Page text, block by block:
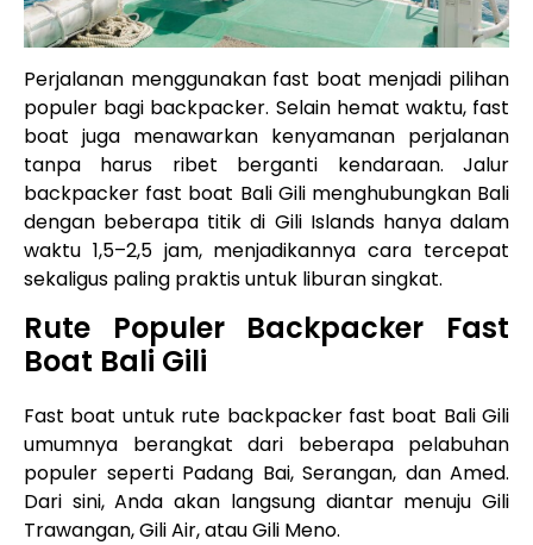
Perjalanan menggunakan fast boat menjadi pilihan
populer bagi backpacker. Selain hemat waktu, fast
boat juga menawarkan kenyamanan perjalanan
tanpa harus ribet berganti kendaraan. Jalur
backpacker fast boat Bali Gili menghubungkan Bali
dengan beberapa titik di Gili Islands hanya dalam
waktu 1,5–2,5 jam, menjadikannya cara tercepat
sekaligus paling praktis untuk liburan singkat.
Rute Populer Backpacker Fast
Boat Bali Gili
Fast boat untuk rute backpacker fast boat Bali Gili
umumnya berangkat dari beberapa pelabuhan
populer seperti Padang Bai, Serangan, dan Amed.
Dari sini, Anda akan langsung diantar menuju Gili
Trawangan, Gili Air, atau Gili Meno.